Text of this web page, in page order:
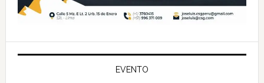
EVENTO